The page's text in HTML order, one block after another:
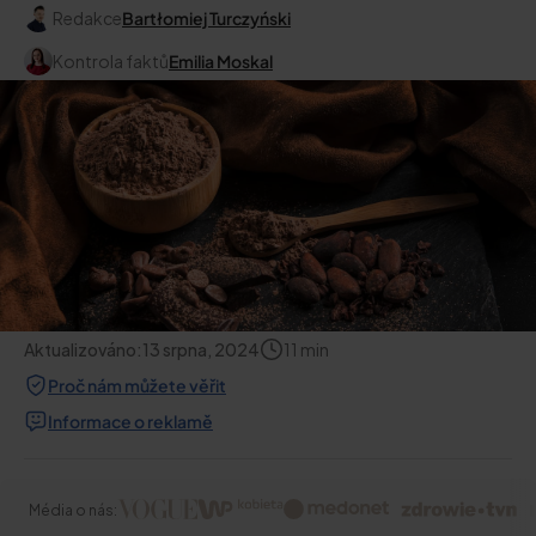
RedakceBartłomiej Turczyński
Kontrola faktůEmilia Moskal
Aktualizováno:13 srpna, 2024 11 min
Proč nám můžete věřit
Informace o reklamě
Média o nás: